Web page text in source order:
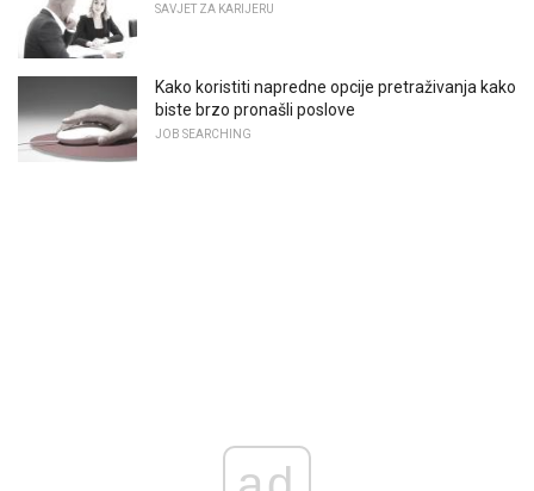
SAVJET ZA KARIJERU
Kako koristiti napredne opcije pretraživanja kako
biste brzo pronašli poslove
JOB SEARCHING